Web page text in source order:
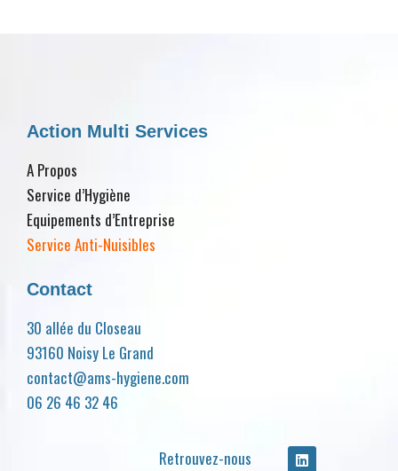
Action Multi Services
A Propos
Service d’Hygiène
Equipements d’Entreprise
Service Anti-Nuisibles
Contact
30 allée du Closeau
93160 Noisy Le Grand
contact@ams-hygiene.com
06 26 46 32 46
Retrouvez-nous